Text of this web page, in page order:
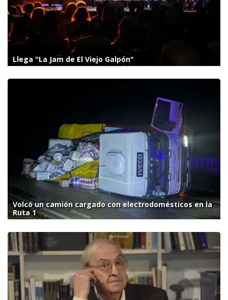
Llega "La Jam de El Viejo Galpón"
Volcó un camión cargado con electrodomésticos en la
Ruta 1